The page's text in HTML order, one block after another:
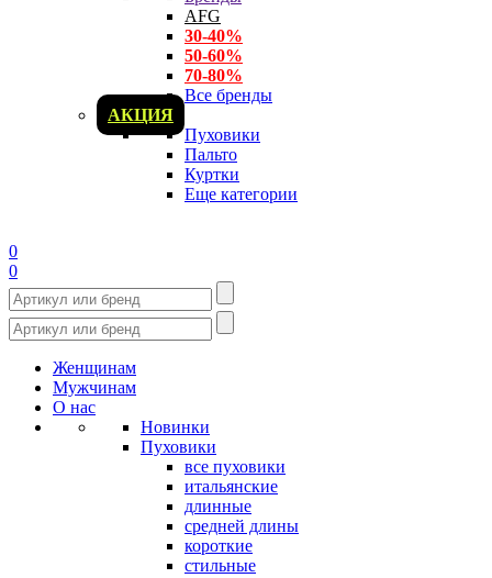
AFG
30-40%
50-60%
70-80%
Все бренды
АКЦИЯ
Пуховики
Пальто
Куртки
Еще категории
0
0
Женщинам
Мужчинам
О нас
Новинки
Пуховики
все пуховики
итальянские
длинные
средней длины
короткие
стильные